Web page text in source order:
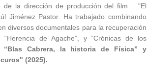
de la dirección de producción del film "El
Jiménez Pastor. Ha trabajado combinando
diversos documentales para la recuperación
de Agache”, y “Crónicas de los
“Blas Cabrera, la historia de Física” y
(2025).